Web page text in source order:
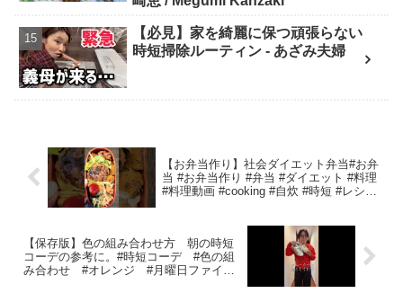
【必見】家を綺麗に保つ頑張らない
時短掃除ルーティン - あざみ夫婦
【お弁当作り】社会ダイエット弁当#お弁
当 #お弁当作り #弁当 #ダイエット #料理
#料理動画 #cooking #自炊 #時短 #レシピ
【保存版】色の組み合わせ方 朝の時短
コーデの参考に。#時短コーデ #色の組
み合わせ #オレンジ #月曜日ファイト